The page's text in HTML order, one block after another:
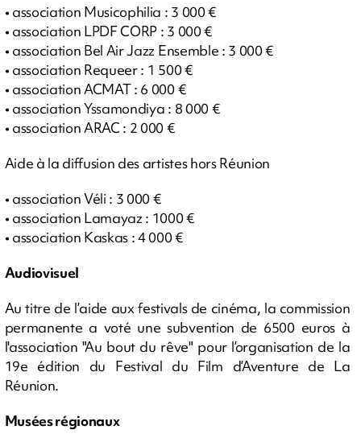
• association Musicophilia : 3 000 €
• association LPDF CORP : 3 000 €
• association Bel Air Jazz Ensemble : 3 000 €
• association Requeer : 1 500 €
• association ACMAT : 6 000 €
• association Yssamondiya : 8 000 €
• association ARAC : 2 000 €
Aide à la diffusion des artistes hors Réunion
• association Véli : 3 000 €
• association Lamayaz : 1000 €
• association Kaskas : 4 000 €
Audiovisuel
Au titre de l’aide aux festivals de cinéma, la commission
permanente a voté une subvention de 6500 euros à
l'association "Au bout du rêve" pour l’organisation de la
19e édition du Festival du Film d’Aventure de La
Réunion.
Musées régionaux